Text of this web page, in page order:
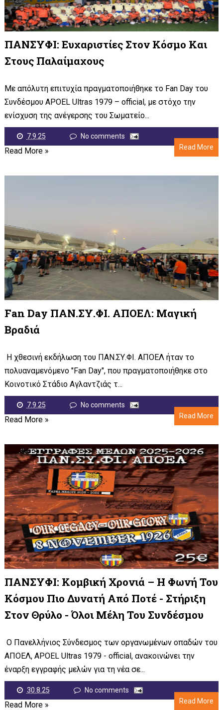
ΠΑΝΣΥΦΙ: Ευχαριστίες Στον Κόσμο Και
Στους Παλαίμαχους
Με απόλυτη επιτυχία πραγματοποιήθηκε το Fan Day του
Συνδέσμου APOEL Ultras 1979 – official, με στόχο την
ενίσχυση της ανέγερσης του Σωματείο...
7.9.25
No comments
Read More
Read More »
Fan Day ΠΑΝ.ΣΥ.ΦΙ. ΑΠΟΕΛ: Μαγική
Βραδιά
Η χθεσινή εκδήλωση του ΠΑΝ.ΣΥ.ΦΙ. ΑΠΟΕΛ ήταν το
πολυαναμενόμενο "Fan Day", που πραγματοποιήθηκε στο
Κοινοτικό Στάδιο Αγλαντζιάς τ...
7.9.25
No comments
Read More
Read More »
ΠΑΝΣΥΦΙ: Κομβική Χρονιά – Η Φωνή Του
Κόσμου Πιο Δυνατή Από Ποτέ - Στήριξη
Στον Θρύλο - Όλοι Μέλη Του Συνδέσμου
Ο Πανελλήνιος Σύνδεσμος των οργανωμένων οπαδών του
ΑΠΟΕΛ, APOEL Ultras 1979 - official, ανακοινώνει την
έναρξη εγγραφής μελών για τη νέα σε...
30.8.25
No comments
Read More
Read More »